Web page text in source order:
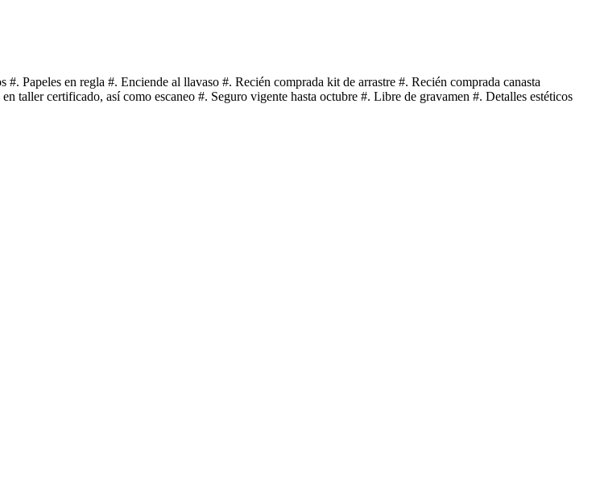
Papeles en regla #. Enciende al llavaso #. Recién comprada kit de arrastre #. Recién comprada canasta
taller certificado, así como escaneo #. Seguro vigente hasta octubre #. Libre de gravamen #. Detalles estéticos